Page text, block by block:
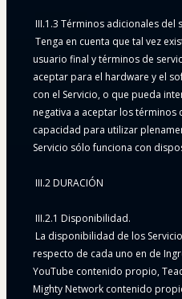
III.1.3 Términos adicionales del
Tenga en cuenta que tal vez
usuario final y términos de
aceptar para el hardware y el
con el Servicio, o que pueda
negativa a aceptar los términos
capacidad para utilizar
Servicio sólo funciona con
III.2 DURACIÓN
III.2.1 Disponibilidad.
La disponibilidad de los
respecto de cada uno en de
YouTube contenido propio,
Mighty Network contenido